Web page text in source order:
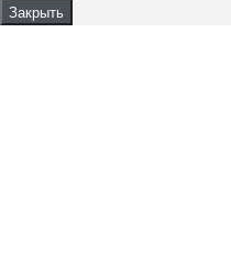
Закрыть